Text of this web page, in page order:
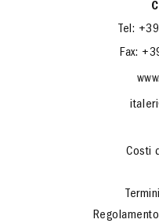
Tel:
Fax:
Costi